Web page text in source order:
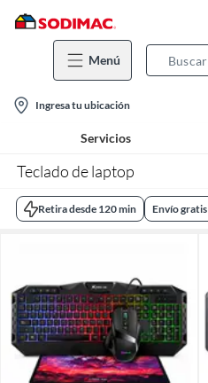
Menú
location-
icon
Ingresa tu ubicación
Servicios
Teclado de laptop
Retira desde 120 min Envío gratis